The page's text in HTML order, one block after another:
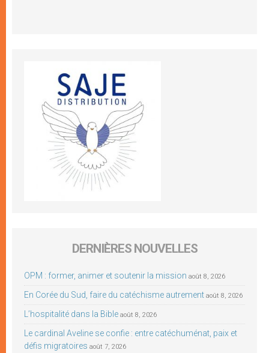
DERNIÈRES NOUVELLES
OPM : former, animer et soutenir la mission août 8, 2026
En Corée du Sud, faire du catéchisme autrement août 8, 2026
L’hospitalité dans la Bible août 8, 2026
Le cardinal Aveline se confie : entre catéchuménat, paix et
défis migratoires août 7, 2026